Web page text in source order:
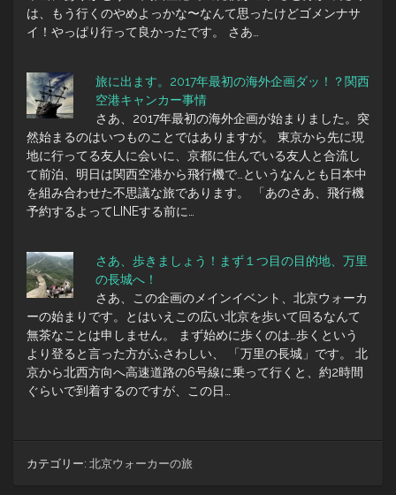
は、もう行くのやめよっかな〜なんて思ったけどゴメンナサ
イ！やっぱり行って良かったです。 さあ…
旅に出ます。2017年最初の海外企画ダッ！？関西
空港キャンカー事情
さあ、2017年最初の海外企画が始まりました。突
然始まるのはいつものことではありますが。 東京から先に現
地に行ってる友人に会いに、京都に住んでいる友人と合流し
て前泊、明日は関西空港から飛行機で…というなんとも日本中
を組み合わせた不思議な旅であります。 「あのさあ、飛行機
予約するよってLINEする前に…
さあ、歩きましょう！まず１つ目の目的地、万里
の長城へ！
さあ、この企画のメインイベント、北京ウォーカ
ーの始まりです。とはいえこの広い北京を歩いて回るなんて
無茶なことは申しません。 まず始めに歩くのは…歩くという
より登ると言った方がふさわしい、 「万里の長城」です。 北
京から北西方向へ高速道路の6号線に乗って行くと、約2時間
ぐらいで到着するのですが、この日…
カテゴリー: 北京ウォーカーの旅